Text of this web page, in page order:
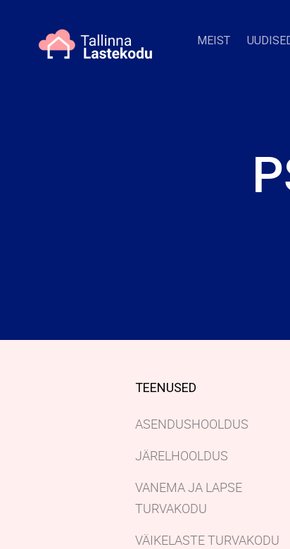
MEIST
TEENUSED
ASENDUSHOOLDUS
JÄRELHOOLDUS
VANEMA JA LAPSE
TURVAKODU
VÄIKELASTE TURVAKODU